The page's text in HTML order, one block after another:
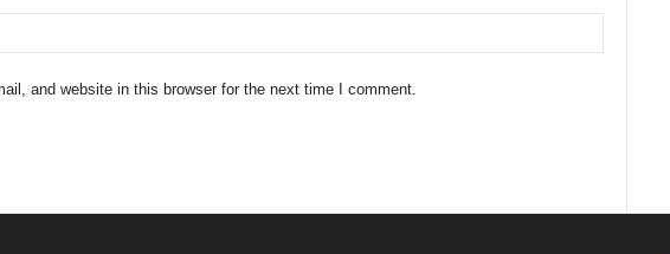
and website in this browser for the next time I comment.